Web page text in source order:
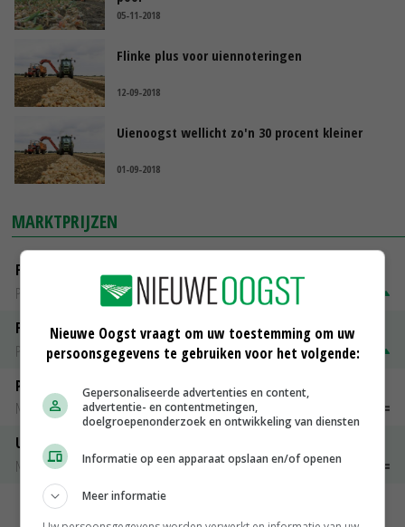
05-11-2018
Flinke plus voor uiennoteringen
12-09-2018
Uienoogst wellicht zo'n 30 procent kleiner
01-09-2018
MARKTPRIJZEN
Fontane
PotatoNL
€ 15,00
Fritesgeschikt NL Du Be
PotatoNL
€ 15,00~ € 23,00
Peen
Noteringen
Uien Middenmeer Geel 30-60% grof
Noteringen
€ 0,00~ € 0,00
Nieuwe Oogst vraagt om uw toestemming om uw
persoonsgegevens te gebruiken voor het volgende:
Gepersonaliseerde advertenties en content,
advertentie- en contentmetingen,
doelgroepenonderzoek en ontwikkeling van diensten
Informatie op een apparaat opslaan en/of openen
Meer informatie